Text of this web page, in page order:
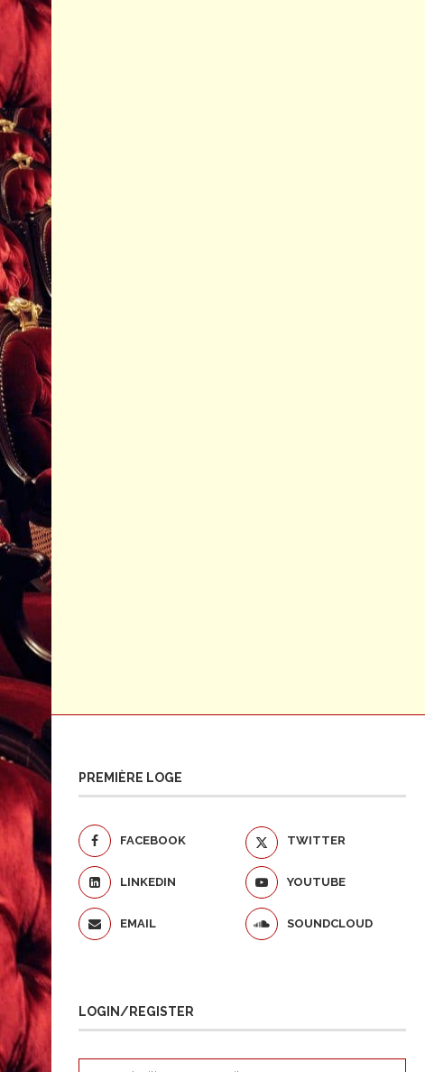
PREMIÈRE LOGE
FACEBOOK TWITTER
LINKEDIN YOUTUBE
EMAIL SOUNDCLOUD
LOGIN/REGISTER